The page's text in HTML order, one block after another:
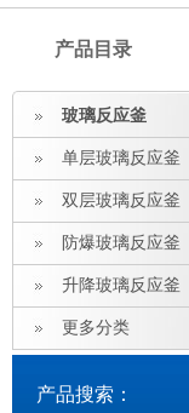
产品目录
玻璃反应釜
单层玻璃反应釜
双层玻璃反应釜
防爆玻璃反应釜
升降玻璃反应釜
更多分类
产品搜索：